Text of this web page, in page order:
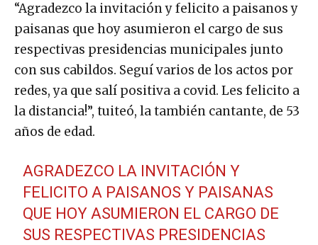
“Agradezco la invitación y felicito a paisanos y
paisanas que hoy asumieron el cargo de sus
respectivas presidencias municipales junto
con sus cabildos. Seguí varios de los actos por
redes, ya que salí positiva a covid. Les felicito a
la distancia!”, tuiteó, la también cantante, de 53
años de edad.
AGRADEZCO LA INVITACIÓN Y
FELICITO A PAISANOS Y PAISANAS
QUE HOY ASUMIERON EL CARGO DE
SUS RESPECTIVAS PRESIDENCIAS